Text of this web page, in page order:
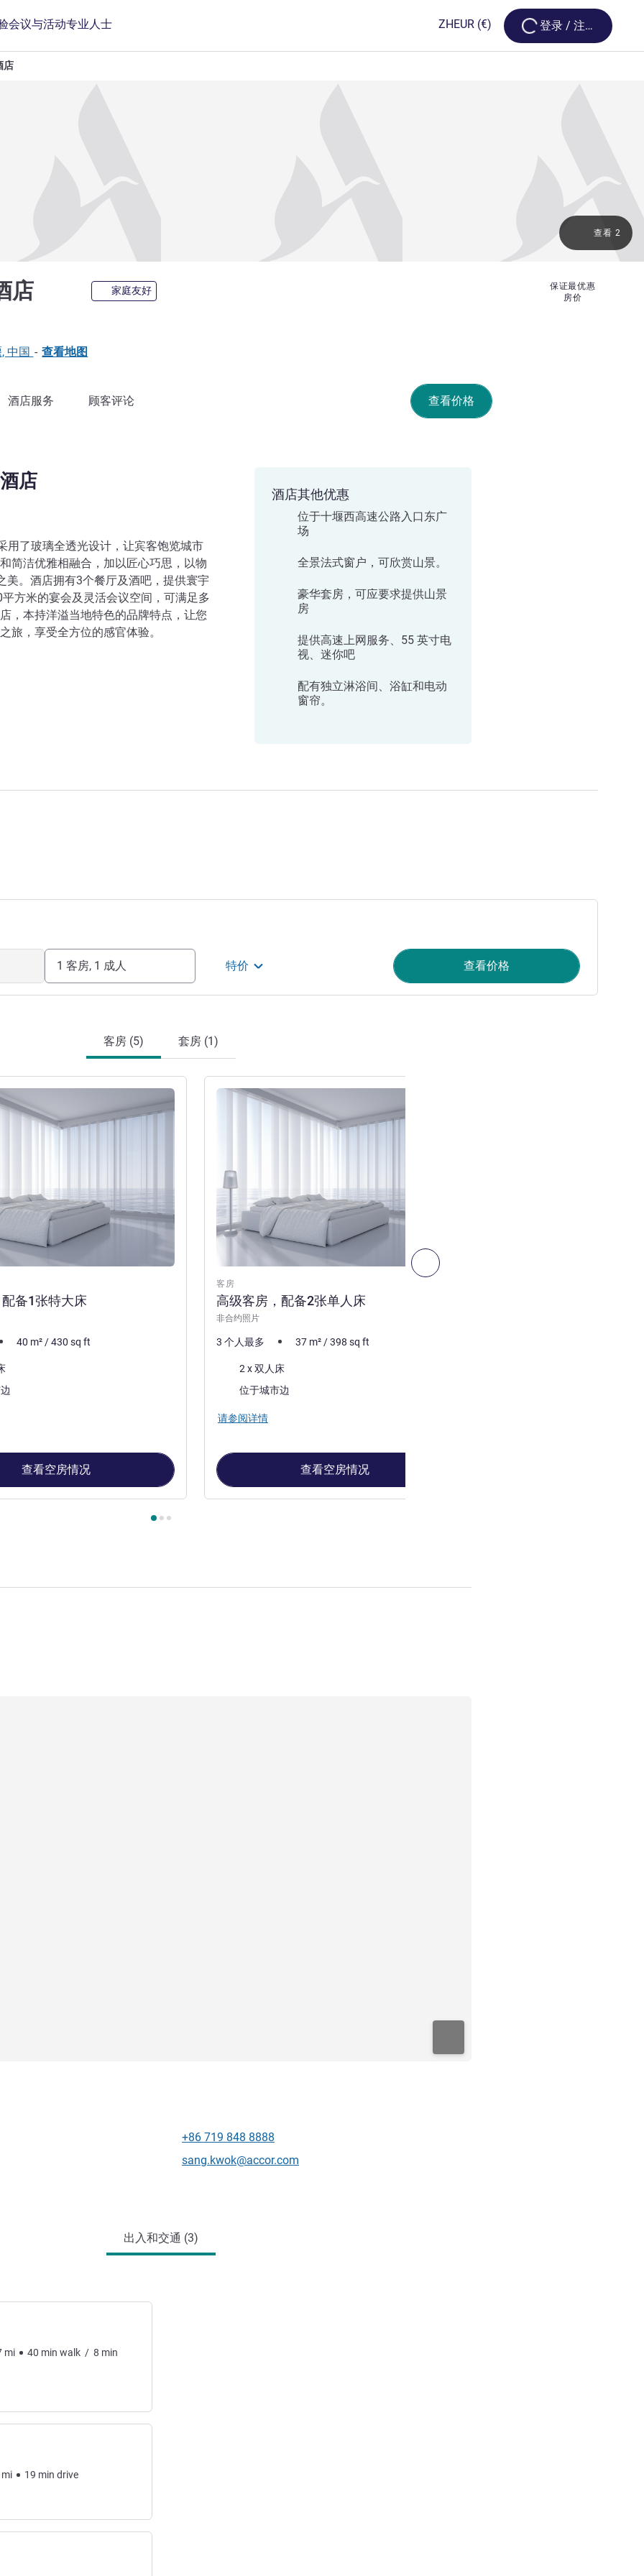
会议与活动专业人士 ZHEUR (€) Loading...
登录 / 注册
店
店 家庭友好
保证最优惠
房价
查看 2
中国 - 查看地图
查看价格
酒店服务 顾客评论
店
用了玻璃全透光设计，让宾客饱览城市
简洁优雅相融合，加以匠心巧思，以物
美。酒店拥有3个餐厅及酒吧，提供寰宇
方米的宴会及灵活会议空间，可满足多
，本持洋溢当地特色的品牌特点，让您
旅，享受全方位的感官体验。
酒店其他优惠
位于十堰西高速公路入口东广
场
全景法式窗户，可欣赏山景。
豪华套房，可应要求提供山景
房
提供高速上网服务、55 英寸电
视、迷你吧
配有独立淋浴间、浴缸和电动
窗帘。
1 客房, 1 成人 特价 查看价格
客房 (5) 套房 (1)
下一个 - 客房
备1张特大床
40 m² /430 sq ft
查看空房情况
客房
高级客房，配备2张单人床
非合约照片
请参阅详情
3 个人最多 37 m² /398 sq ft
床上用品2 x 双人床
位于城市边
请参阅详情
查看空房情况
电话
+86 719 848 8888
联系电子邮件
sang.kwok@accor.com
出入和交通 (3)
mi 40 min walk / 8 min
mi 19 min drive